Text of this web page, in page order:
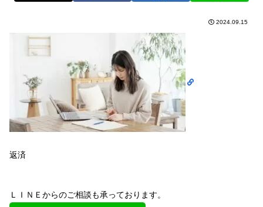
2024.09.15
返済
ＬＩＮＥからのご相談も承っております。